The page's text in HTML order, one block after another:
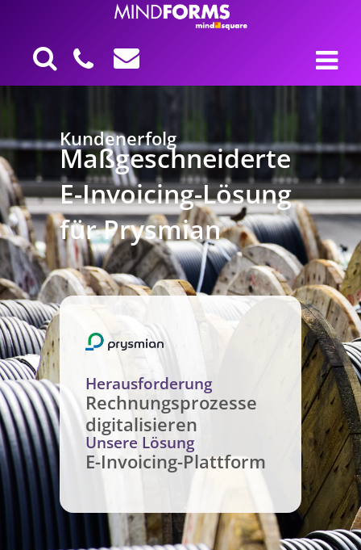
Kundenerfolg
Maßgeschneiderte
E-Invoicing-Lösung
für Prysmian
Herausforderung
Rechnungsprozesse
digitalisieren
Unsere Lösung
E-Invoicing-Plattform